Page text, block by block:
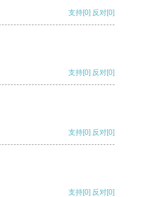
支持[0] 反对[0]
支持[0] 反对[0]
支持[0] 反对[0]
支持[0] 反对[0]